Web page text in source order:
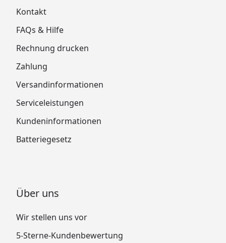
Kontakt
FAQs & Hilfe
Rechnung drucken
Zahlung
Versandinformationen
Serviceleistungen
Kundeninformationen
Batteriegesetz
Über uns
Wir stellen uns vor
5-Sterne-Kundenbewertung